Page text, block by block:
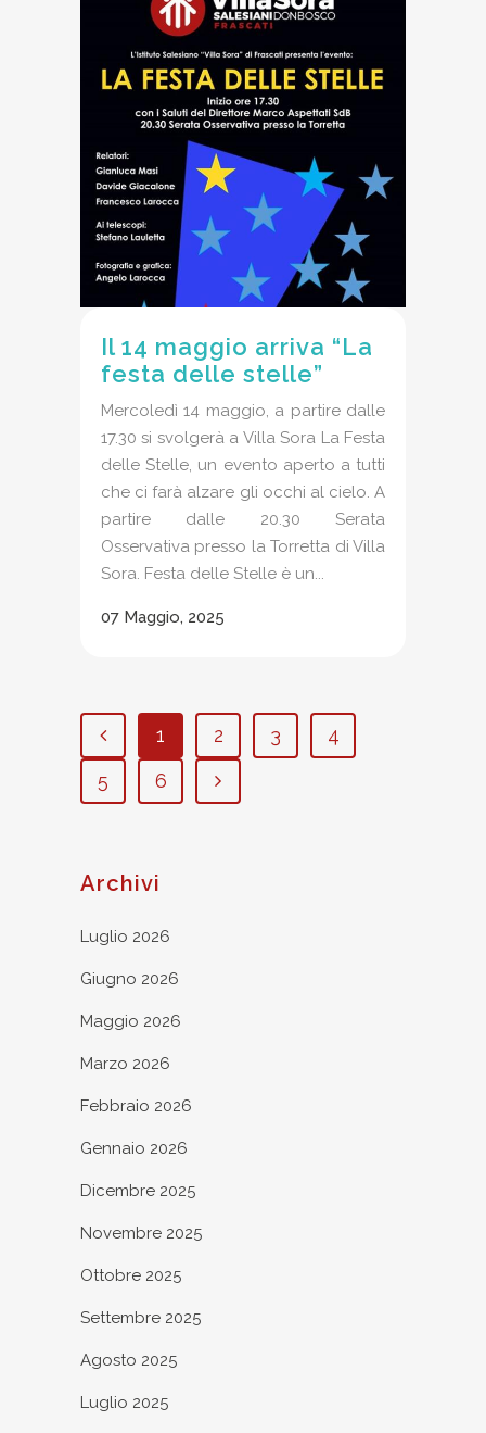
Il 14 maggio arriva “La
festa delle stelle”
Mercoledì 14 maggio, a partire dalle
17.30 si svolgerà a Villa Sora La Festa
delle Stelle, un evento aperto a tutti
che ci farà alzare gli occhi al cielo. A
partire dalle 20.30 Serata
Osservativa presso la Torretta di Villa
Sora. Festa delle Stelle è un...
07 Maggio, 2025
1 2 3
4
5
6
Archivi
Luglio 2026
Giugno 2026
Maggio 2026
Marzo 2026
Febbraio 2026
Gennaio 2026
Dicembre 2025
Novembre 2025
Ottobre 2025
Settembre 2025
Agosto 2025
Luglio 2025